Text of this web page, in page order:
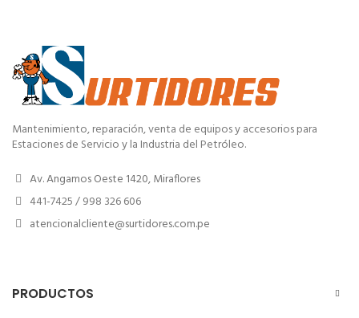
Mantenimiento, reparación, venta de equipos y accesorios para
Estaciones de Servicio y la Industria del Petróleo.
Av. Angamos Oeste 1420, Miraflores
441-7425 / 998 326 606
atencionalcliente@surtidores.com.pe
PRODUCTOS